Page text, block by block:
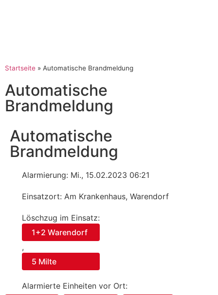
Startseite » Automatische Brandmeldung
Automatische
Brandmeldung
Automatische
Brandmeldung
Alarmierung: Mi., 15.02.2023 06:21
Einsatzort: Am Krankenhaus, Warendorf
Löschzug im Einsatz:
1+2 Warendorf
,
5 Milte
Alarmierte Einheiten vor Ort: